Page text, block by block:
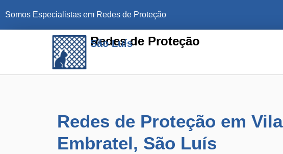
Somos Especialistas em Redes de Proteção
Redes de Proteção
São Luís
Redes de Proteção em Vila
Embratel, São Luís